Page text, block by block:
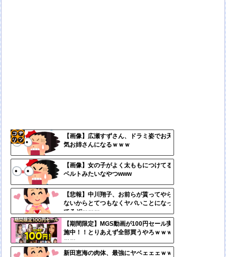
【画像】広瀬すずさん、ドラミ姿でお天
気お姉さんになるｗｗｗ
【画像】女の子がよく太ももにつけてる
ベルトみたいなやつwww
【悲報】中川翔子、お前らが貰ってやら
ないからとてつもなくヤバいことになっ
てるぞｗｗｗ
【期間限定】MGS動画が100円セール実
施中！！とりあえず全部買うやろｗｗｗ
ｗｗ
新田恵海の肉体、最強にヤベェェェｗｗ
定リ
自動
更新
ツー